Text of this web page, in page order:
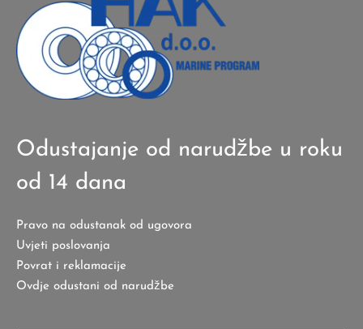
Odustajanje od narudžbe u roku
od 14 dana
Pravo na odustanak od ugovora
Uvjeti poslovanja
Povrat i reklamacije
Ovdje odustani od narudžbe